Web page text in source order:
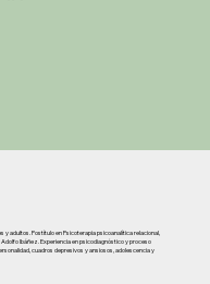
y adultos. Postítulo en Psicoterapia psicoanalítica relacional,
Ibáñez. Experiencia en psicodiagnóstico y proceso
cuadros depresivos y ansiosos, adolescencia y